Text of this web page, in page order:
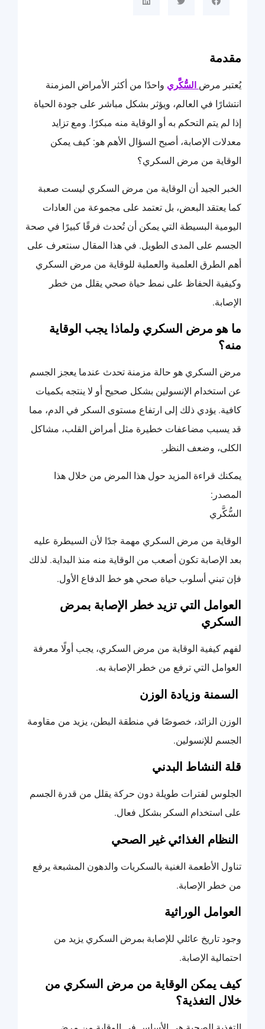
مقدمة
يُعتبر مرض السُّكَّري واحدًا من أكثر الأمراض المزمنة
انتشارًا في العالم، ويؤثر بشكل مباشر على جودة الحياة
إذا لم يتم التحكم به أو الوقاية منه مبكرًا. ومع تزايد
معدلات الإصابة، أصبح السؤال الأهم هو: كيف يمكن
الوقاية من مرض السكري؟
الخبر الجيد أن الوقاية من مرض السكري ليست صعبة
كما يعتقد البعض، بل تعتمد على مجموعة من العادات
اليومية البسيطة التي يمكن أن تُحدث فرقًا كبيرًا في صحة
الجسم على المدى الطويل. في هذا المقال سنتعرف على
أهم الطرق العلمية والعملية للوقاية من مرض السكري
وكيفية الحفاظ على نمط حياة صحي يقلل من خطر
الإصابة.
ما هو مرض السكري ولماذا يجب الوقاية
منه؟
مرض السكري هو حالة مزمنة تحدث عندما يعجز الجسم
عن استخدام الإنسولين بشكل صحيح أو لا ينتجه بكميات
كافية. يؤدي ذلك إلى ارتفاع مستوى السكر في الدم، مما
قد يسبب مضاعفات خطيرة مثل أمراض القلب، مشاكل
الكلى، وضعف النظر.
يمكنك قراءة المزيد حول هذا المرض من خلال هذا
المصدر:
السُّكَّري
الوقاية من مرض السكري مهمة جدًا لأن السيطرة عليه
بعد الإصابة تكون أصعب من الوقاية منه منذ البداية. لذلك
فإن تبني أسلوب حياة صحي هو خط الدفاع الأول.
العوامل التي تزيد خطر الإصابة بمرض
السكري
لفهم كيفية الوقاية من مرض السكري، يجب أولًا معرفة
العوامل التي ترفع من خطر الإصابة به.
السمنة وزيادة الوزن
الوزن الزائد، خصوصًا في منطقة البطن، يزيد من مقاومة
الجسم للإنسولين.
قلة النشاط البدني
الجلوس لفترات طويلة دون حركة يقلل من قدرة الجسم
على استخدام السكر بشكل فعال.
النظام الغذائي غير الصحي
تناول الأطعمة الغنية بالسكريات والدهون المشبعة يرفع
من خطر الإصابة.
العوامل الوراثية
وجود تاريخ عائلي للإصابة بمرض السكري يزيد من
احتمالية الإصابة.
كيف يمكن الوقاية من مرض السكري من
خلال التغذية؟